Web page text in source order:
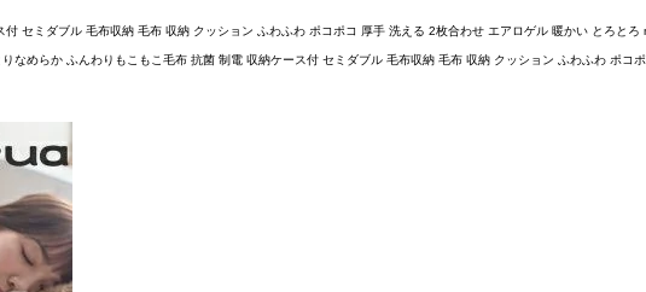
セミダブル 毛布収納 毛布 収納 クッション ふわふわ ポコポコ 厚手 洗える 2枚合わせ エアロゲル 暖かい とろとろ
なめらか ふんわりもこもこ毛布 抗菌 制電 収納ケース付 セミダブル 毛布収納 毛布 収納 クッション ふわふわ ポコ